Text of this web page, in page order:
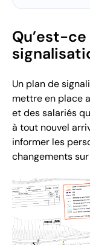
Qu’est-ce
Un plan de
mettre en place
et des salariés
à tout nouvel
informer les
changements